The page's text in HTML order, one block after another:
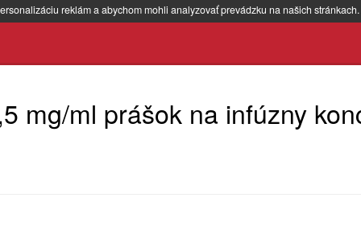
reklám a abychom mohli analyzovať prevádzku na našich stránkach.
mg/ml prášok na infúzny